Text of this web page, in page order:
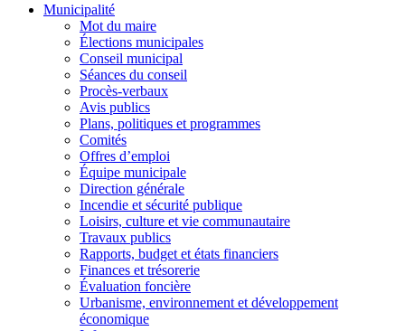
Municipalité
Mot du maire
Élections municipales
Conseil municipal
Séances du conseil
Procès-verbaux
Avis publics
Plans, politiques et programmes
Comités
Offres d’emploi
Équipe municipale
Direction générale
Incendie et sécurité publique
Loisirs, culture et vie communautaire
Travaux publics
Rapports, budget et états financiers
Finances et trésorerie
Évaluation foncière
Urbanisme, environnement et développement
économique